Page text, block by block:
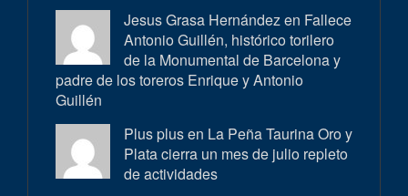
Jesus Grasa Hernández en Fallece
Antonio Guillén, histórico torilero
de la Monumental de Barcelona y
padre de los toreros Enrique y Antonio
Guillén
Plus plus en La Peña Taurina Oro y
Plata cierra un mes de julio repleto
de actividades